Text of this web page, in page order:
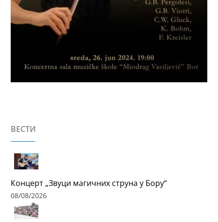
ВЕСТИ
Концерт „Звуци магичних струна у Бору“
08/08/2026